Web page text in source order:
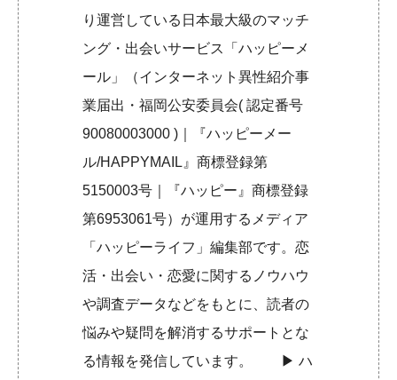
り運営している日本最大級のマッチ
ング・出会いサービス「ハッピーメ
ール」（インターネット異性紹介事
業届出・福岡公安委員会( 認定番号
90080003000 )｜『ハッピーメー
ル/HAPPYMAIL』商標登録第
5150003号｜『ハッピー』商標登録
第6953061号）が運用するメディア
「ハッピーライフ」編集部です。恋
活・出会い・恋愛に関するノウハウ
や調査データなどをもとに、読者の
悩みや疑問を解消するサポートとな
る情報を発信しています。 ▶︎ハ